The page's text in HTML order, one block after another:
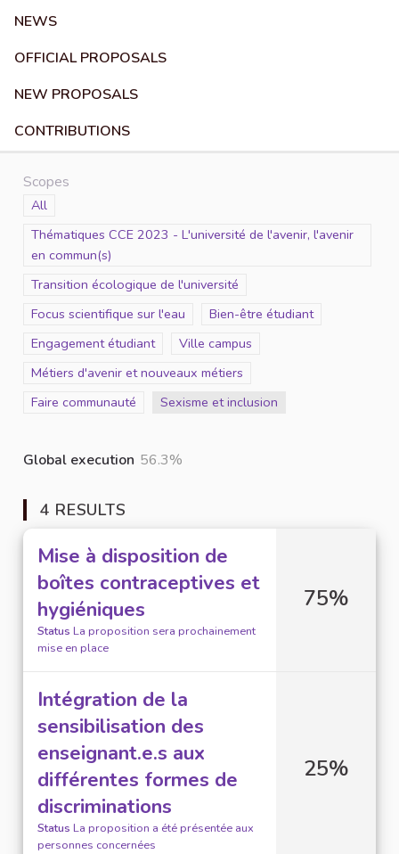
NEWS
OFFICIAL PROPOSALS
NEW PROPOSALS
CONTRIBUTIONS
Scopes
Scope
All
Scope
Thématiques CCE 2023 - L'université de l'avenir, l'avenir
en commun(s)
Scope
Transition écologique de l'université
Scope
Focus scientifique sur l'eau Scope
Bien-être étudiant
Scope
Engagement étudiant Scope
Ville campus
Scope
Métiers d'avenir et nouveaux métiers
Scope
Faire communauté Scope
Sexisme et inclusion
Global execution 56.3%
4 RESULTS
Mise à disposition de
boîtes contraceptives et
hygiéniques
Status La proposition sera prochainement
mise en place
75%
Intégration de la
sensibilisation des
enseignant.e.s aux
différentes formes de
discriminations
Status La proposition a été présentée aux
personnes concernées
25%